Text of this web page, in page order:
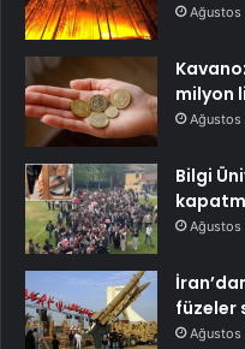
Ağustos
milyon
Ağustos
Bilgi
Ağustos
füzeler
Ağustos